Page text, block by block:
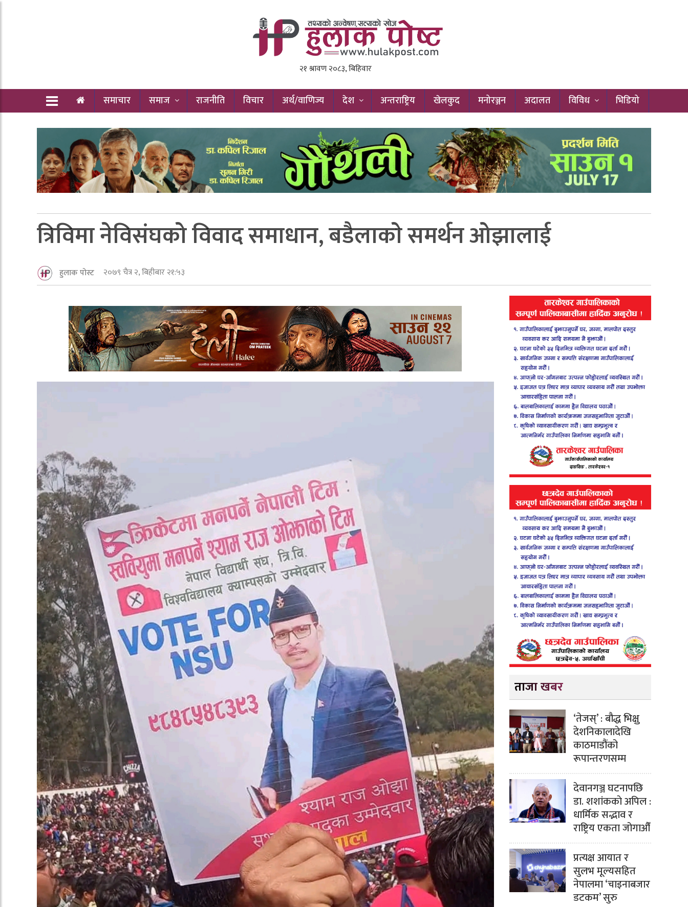
समाचार समाज राजनीति विचार अर्थ/वाणिज्य देश अन्तराष्ट्रिय खेलकुद मनोरञ्जन अदालत विविध भिडियो
त्रिविमा नेविसंघको विवाद समाधान, बडैलाकाे समर्थन ओझालाई
हुलाक पोस्ट २०७९ चैत्र २, बिहीबार २१:५३
ताजा खबर
‘तेजस्’ : बौद्ध भिक्षु
देशनिकालादेखि
काठमाडौंको
रूपान्तरणसम्म
देवानगञ्ज घटनापछि
डा. शशांककाे अपिल :
धार्मिक सद्भाव र
राष्ट्रिय एकता जोगाऔँ
प्रत्यक्ष आयात र
सुलभ मूल्यसहित
नेपालमा ‘चाइनाबजार
डटकम’ सुरु